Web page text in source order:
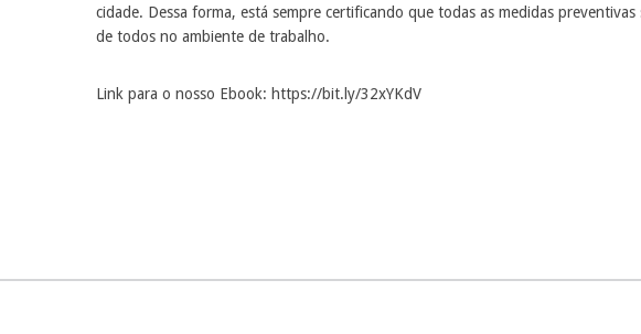
cidade. Dessa forma, está sempre certificando que todas as medidas
de todos no ambiente de trabalho.
Link para o nosso Ebook: https://bit.ly/32xYKdV